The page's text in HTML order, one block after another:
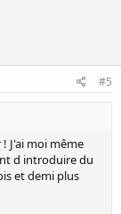
#5
J'ai moi même
d introduire du
et demi plus